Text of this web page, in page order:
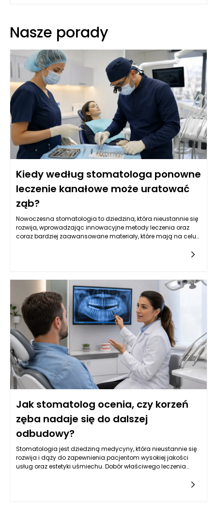
Nasze porady
Kiedy według stomatologa ponowne
leczenie kanałowe może uratować
ząb?
Nowoczesna stomatologia to dziedzina, która nieustannie się
rozwija, wprowadzając innowacyjne metody leczenia oraz
coraz bardziej zaawansowane materiały, które mają na celu
kanałowe, często będące ostatnią deską ratunku dla zębów
postępowania. W wielu przypadkach ponowne leczenie
kanałowe może uratować ząb, ale nie każdy przypadek jest
jednoznaczny. Stomatolog w Rzeszowie potrafi ocenić, kiedy
taka decyzja jest zasadne, a także jak skutecznie
przeprowadzić kolejne etapy terapii protetycznej, aby pacjent
mógł cieszyć się zdrowym uśmiechem.
Jak stomatolog ocenia, czy korzeń
zęba nadaje się do dalszej
odbudowy?
Stomatologia jest dziedziną medycyny, która nieustannie się
rozwija i dąży do zapewnienia pacjentom wysokiej jakości
usług oraz estetyki uśmiechu. Dobór właściwego leczenia
korzeni zęba, może wymagać zaawansowanej diagnostyki